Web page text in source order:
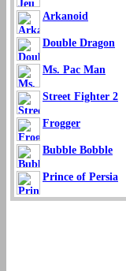
Arkanoid
Double Dragon
Ms. Pac Man
Street Fighter 2
Frogger
Bubble Bobble
Prince of Persia